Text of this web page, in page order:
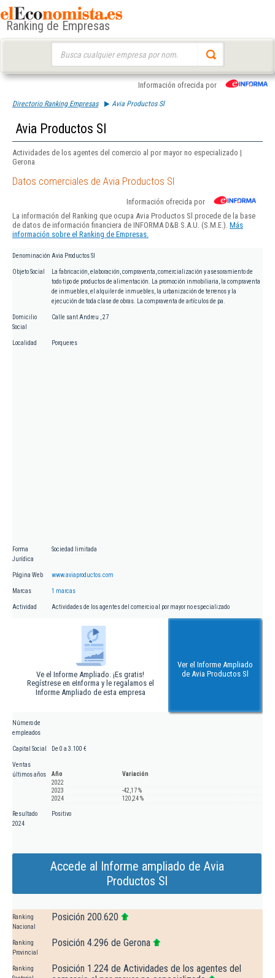
Ranking de Empresas
Información ofrecida por
Directorio Ranking Empresas Avia Productos Sl
Avia Productos Sl
Actividades de los agentes del comercio al por mayor no especializado |
Gerona
Datos comerciales de Avia Productos Sl
Información ofrecida por
La información del Ranking que ocupa Avia Productos Sl procede de la base
de datos de información financiera de INFORMA D&B S.A.U. (S.M.E.). Más
información sobre el Ranking de Empresas.
Denominación Avia Productos Sl
Objeto Social
La fabricación, elaboración, compraventa, comercialización y asesoramiento de
todo tipo de productos de alimentación. La promoción inmobiliaria, la compraventa
de inmuebles, el alquiler de inmuebles, la urbanización de terrenos y la
ejecución de toda clase de obras. La compraventa de artículos de pa.
Domicilio
Social
Calle sant Andreu , 27
Localidad Porqueres
Forma
Jurídica
Sociedad limitada
Página Web www.aviaproductos.com
Marcas 1 marcas
Actividad Actividades de los agentes del comercio al por mayor no especializado
Ve el Informe Ampliado. ¡Es gratis!
Regístrese en eInforma y le regalamos el
Informe Ampliado de esta empresa
Ver el Informe Ampliado
de Avia Productos Sl
Número de
empleados
Capital Social De 0 a 3.100 €
Ventas
últimos años
Año
Variación
2022
2023
-42,17 %
2024
120,24 %
Resultado
2024
Positivo
Accede al Informe ampliado de Avia
Productos Sl
Ranking
Nacional
Posición 200.620
Ranking
Provincial
Posición 4.296 de Gerona
Ranking
Posición 1.224 de Actividades de los agentes del